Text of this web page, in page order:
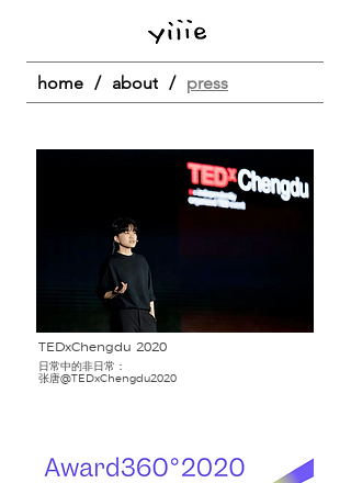
home / about / press
TEDxChengdu 2020
​日常中的非日常 ：
张唐@TEDxChengdu2020